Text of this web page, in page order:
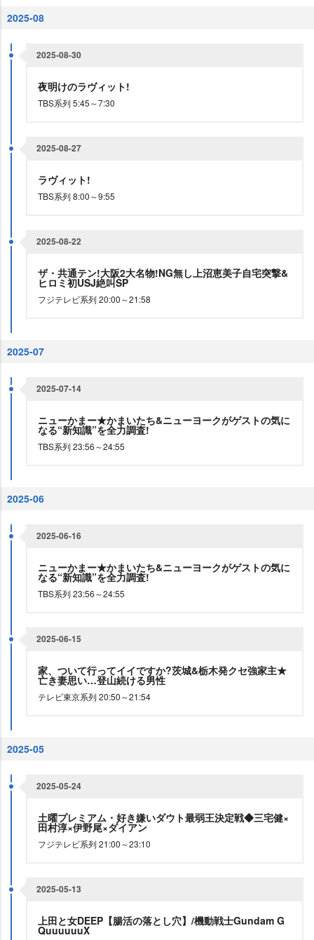
2025-08
2025-08-30
夜明けのラヴィット!
TBS系列 5:45～7:30
2025-08-27
ラヴィット!
TBS系列 8:00～9:55
2025-08-22
ザ・共通テン!大阪2大名物!NG無し上沼恵美子自宅突撃&
ヒロミ初USJ絶叫SP
フジテレビ系列 20:00～21:58
2025-07
2025-07-14
ニューかまー★かまいたち&ニューヨークがゲストの気に
なる“新知識”を全力調査!
TBS系列 23:56～24:55
2025-06
2025-06-16
ニューかまー★かまいたち&ニューヨークがゲストの気に
なる“新知識”を全力調査!
TBS系列 23:56～24:55
2025-06-15
家、ついて行ってイイですか?茨城&栃木発クセ強家主★
亡き妻思い…登山続ける男性
テレビ東京系列 20:50～21:54
2025-05
2025-05-24
土曜プレミアム・好き嫌いダウト最弱王決定戦◆三宅健×
田村淳×伊野尾×ダイアン
フジテレビ系列 21:00～23:10
2025-05-13
上田と女DEEP【腸活の落とし穴】/機動戦士Gundam G
QuuuuuuX